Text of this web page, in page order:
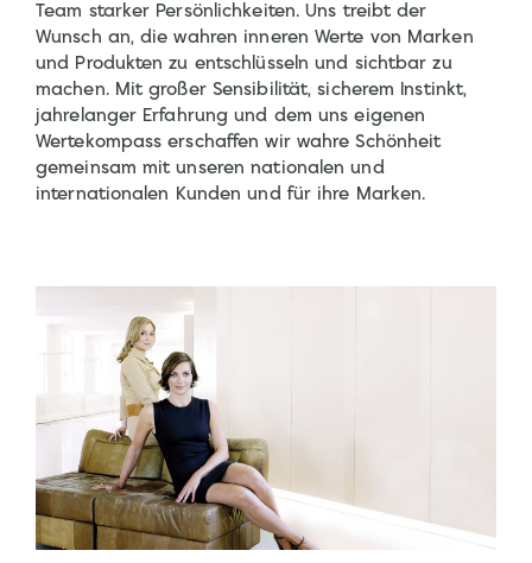
Team starker Persönlichkeiten. Uns treibt der
Wunsch an, die wahren inneren Werte von Marken
und Produkten zu entschlüsseln und sichtbar zu
machen. Mit großer Sensibilität, sicherem Instinkt,
jahrelanger Erfahrung und dem uns eigenen
Wertekompass erschaffen wir wahre Schönheit
gemeinsam mit unseren nationalen und
internationalen Kunden und für ihre Marken.